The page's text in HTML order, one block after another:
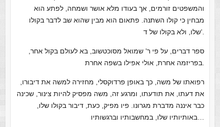
והמשפטים זורמים, אך בעודו מלא אושר ושמחה, לפתע הוא
מבחין כי קולו השתנה. פתאום הוא מבין שהוא שב לדבר בקולו
שלו, ולא בקולו של ד’.
ספר דברים, על פי ר’ שמואל מסוכטשוב, בא לעולם בקול אחר,
רפואתו של משה, כך באופן פרדוקסלי, מחזירה למשה את דיבורו,
את דעתו, את תודעתו, ומרגע זה, משה מפסיק להיות צינור, שכינה
כבר איננה מדברת מגרונו. פיו מפיק, כעת, דיבור בקולו שלו,